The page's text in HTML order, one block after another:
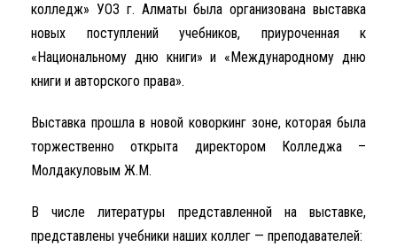
колледж» УОЗ г. Алматы была организована выставка
новых поступлений учебников, приуроченная к
«Национальному дню книги» и «Международному дню
книги и авторского права».
Выставка прошла в новой коворкинг зоне, которая была
торжественно открыта директором Колледжа –
Молдакуловым Ж.М.
В числе литературы представленной на выставке,
представлены учебники наших коллег — преподавателей: